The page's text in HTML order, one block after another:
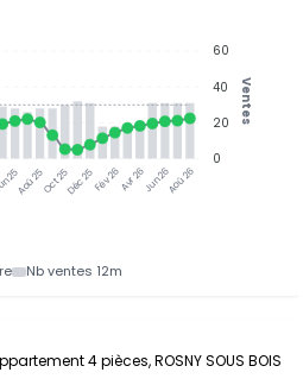
25Aoû 25Oct 25Déc 25Fév 26Avr 26Jun 26Aoû 26
60
40
20
0
Ventes
Nb ventes 12m
4 pièces, ROSNY SOUS BOIS